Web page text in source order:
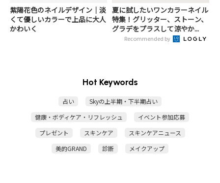
紫陽花色のネイルデザイン｜淡
くて優しいカラーで上品に大人
かわいく
夏に試したいワンカラーネイル
特集！グリッター、ストーン、
グラデをプラスして涼やか...
Recommended by
Hot Keywords
占い
Skyの上半期・下半期占い
健康・ボディケア・リフレッシュ
イベント参加応募
プレゼント
スキンケア
スキンケアニュース
美的GRAND
診断 メイクアップ